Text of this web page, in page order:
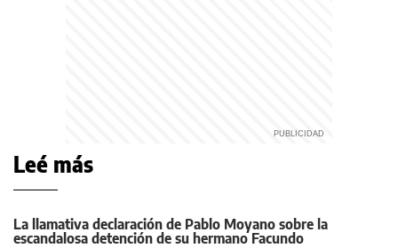
Leé más
La llamativa declaración de Pablo Moyano sobre la
escandalosa detención de su hermano Facundo